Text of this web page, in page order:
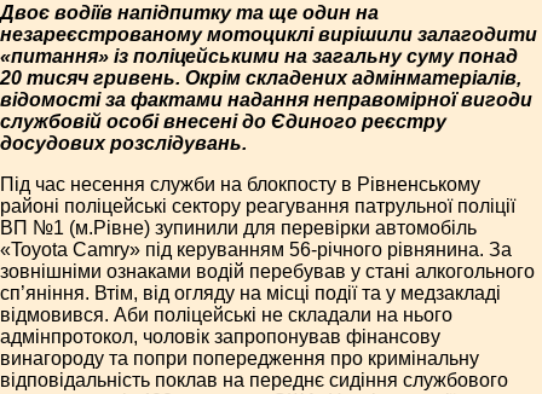
Двоє водіїв напідпитку та ще один на
незареєстрованому мотоциклі вирішили залагодити
«питання» із поліцейськими на загальну суму понад
20 тисяч гривень. Окрім складених адмінматеріалів,
відомості за фактами надання неправомірної вигоди
службовій особі внесені до Єдиного реєстру
досудових розслідувань.
Під час несення служби на блокпосту в Рівненському
районі поліцейські сектору реагування патрульної поліції
ВП №1 (м.Рівне) зупинили для перевірки автомобіль
«Toyota Camry» під керуванням 56-річного рівнянина. За
зовнішніми ознаками водій перебував у стані алкогольного
сп’яніння. Втім, від огляду на місці події та у медзакладі
відмовився. Аби поліцейські не складали на нього
адмінпротокол, чоловік запропонував фінансову
винагороду та попри попередження про кримінальну
відповідальність поклав на переднє сидіння службового